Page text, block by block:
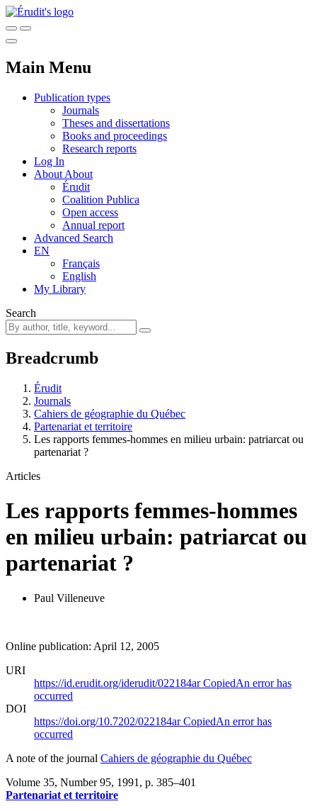
Main Menu
Publication types
Journals
Theses and dissertations
Books and proceedings
Research reports
Log In
About About
Érudit
Coalition Publica
Open access
Annual report
Advanced Search
EN
Français
English
My Library
Search
Breadcrumb
Érudit
Journals
Cahiers de géographie du Québec
Partenariat et territoire
Les rapports femmes-hommes en milieu urbain: patriarcat ou
partenariat ?
Articles
Les rapports femmes-hommes
en milieu urbain: patriarcat ou
partenariat ?
Paul Villeneuve
Online publication: April 12, 2005
URI
https://id.erudit.org/iderudit/022184arCopiedAn error has
occurred
DOI
https://doi.org/10.7202/022184arCopiedAn error has
occurred
A note of the journal Cahiers de géographie du Québec
Volume 35, Number 95, 1991 , p. 385–401
Partenariat et territoire